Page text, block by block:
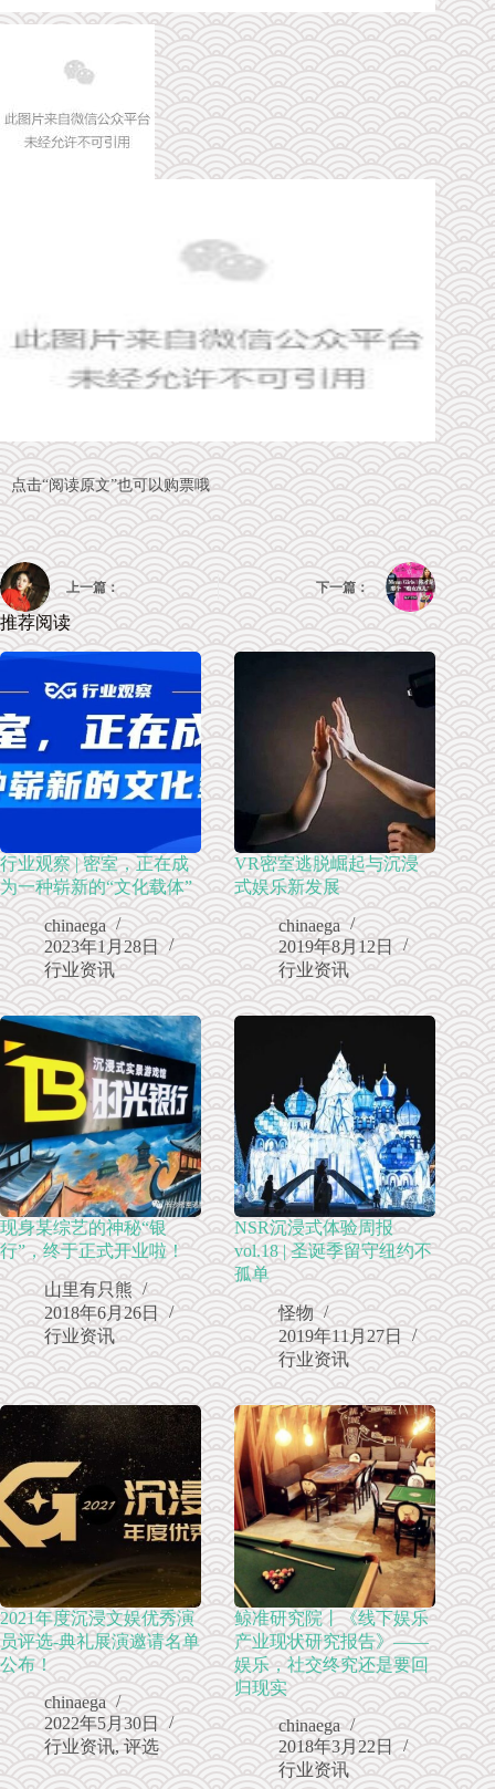
点击“阅读原文”也可以购票哦
上一篇： 下一篇：
推荐阅读
行业观察 | 密室，正在成
为一种崭新的“文化载体”
chinaega
2023年1月28日
行业资讯
VR密室逃脱崛起与沉浸
式娱乐新发展
chinaega
2019年8月12日
行业资讯
现身某综艺的神秘“银
行”，终于正式开业啦！
山里有只熊
2018年6月26日
行业资讯
NSR沉浸式体验周报
vol.18 | 圣诞季留守纽约不
孤单
怪物
2019年11月27日
行业资讯
2021年度沉浸文娱优秀演
员评选-典礼展演邀请名单
公布！
chinaega
2022年5月30日
行业资讯,评选
鲸准研究院丨《线下娱乐
产业现状研究报告》——
娱乐，社交终究还是要回
归现实
chinaega
2018年3月22日
行业资讯